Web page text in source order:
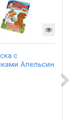
с
Апельсин